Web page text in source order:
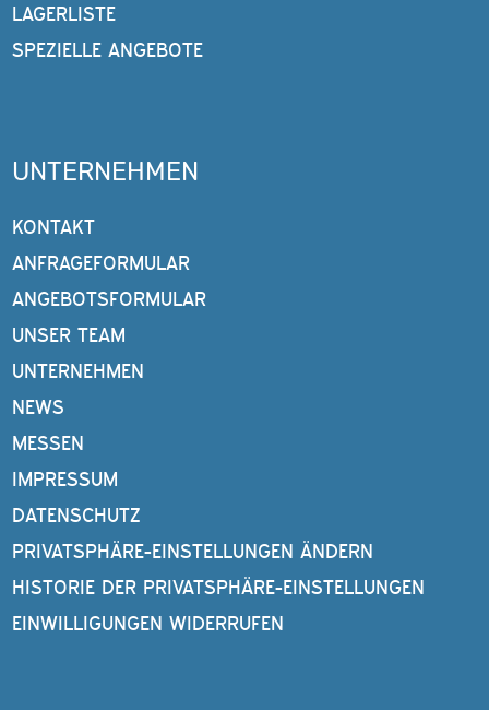
LAGERLISTE
SPEZIELLE ANGEBOTE
UNTERNEHMEN
KONTAKT
ANFRAGEFORMULAR
ANGEBOTSFORMULAR
UNSER TEAM
UNTERNEHMEN
NEWS
MESSEN
IMPRESSUM
DATENSCHUTZ
PRIVATSPHÄRE-EINSTELLUNGEN ÄNDERN
HISTORIE DER PRIVATSPHÄRE-EINSTELLUNGEN
EINWILLIGUNGEN WIDERRUFEN